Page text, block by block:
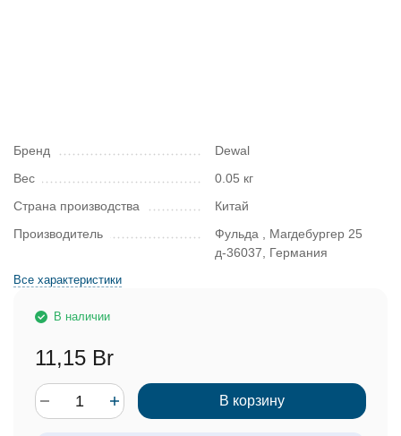
Бренд
Dewal
Вес
0.05 кг
Страна производства
Китай
Производитель
Фульда , Магдебургер 25
д-36037, Германия
Все характеристики
В наличии
11,15 Br
В корзину